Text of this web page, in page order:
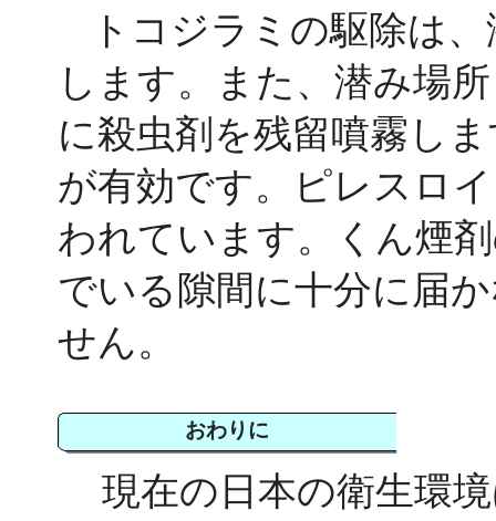
トコジラミの駆除は、
します。また、潜み場
に殺虫剤を残留噴霧し
が有効です。ピレスロ
われています。くん煙
でいる隙間に十分に届
せん。
おわりに
現在の日本の衛生環